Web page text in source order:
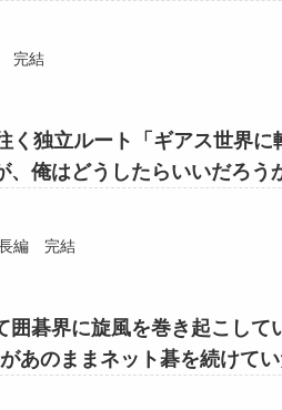
完結
く独立ルート「ギアス世界に
俺はどうしたらいいだろう
編 完結
囲碁界に旋風を巻き起こして
あのままネット碁を続けてい